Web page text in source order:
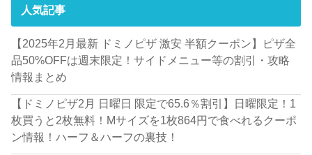
人気記事
【2025年2月最新 ドミノピザ 激安 半額クーポン】ピザ全
品50%OFFは週末限定！サイドメニュー等の割引・攻略
情報まとめ
【ドミノピザ2月 日曜日 限定で65.6％割引】日曜限定！1
枚買うと2枚無料！Mサイズを1枚864円で食べれるクーポ
ン情報！ハーフ＆ハーフの裏技！